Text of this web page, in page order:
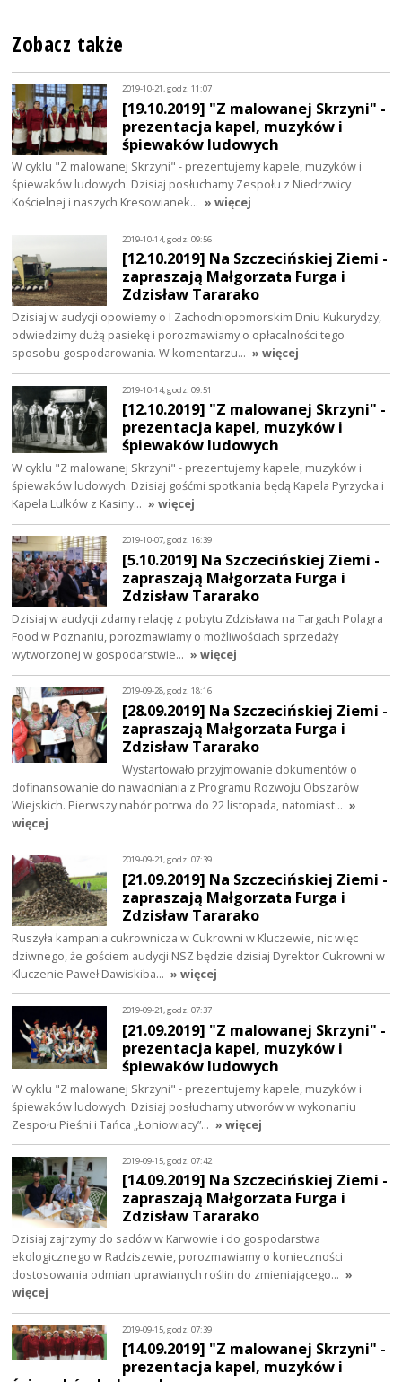
Zobacz także
2019-10-21, godz. 11:07
[19.10.2019] "Z malowanej Skrzyni" -
prezentacja kapel, muzyków i
śpiewaków ludowych
W cyklu "Z malowanej Skrzyni" - prezentujemy kapele, muzyków i
śpiewaków ludowych. Dzisiaj posłuchamy Zespołu z Niedrzwicy
Kościelnej i naszych Kresowianek… » więcej
2019-10-14, godz. 09:56
[12.10.2019] Na Szczecińskiej Ziemi -
zapraszają Małgorzata Furga i
Zdzisław Tararako
Dzisiaj w audycji opowiemy o I Zachodniopomorskim Dniu Kukurydzy,
odwiedzimy dużą pasiekę i porozmawiamy o opłacalności tego
sposobu gospodarowania. W komentarzu… » więcej
2019-10-14, godz. 09:51
[12.10.2019] "Z malowanej Skrzyni" -
prezentacja kapel, muzyków i
śpiewaków ludowych
W cyklu "Z malowanej Skrzyni" - prezentujemy kapele, muzyków i
śpiewaków ludowych. Dzisiaj gośćmi spotkania będą Kapela Pyrzycka i
Kapela Lulków z Kasiny… » więcej
2019-10-07, godz. 16:39
[5.10.2019] Na Szczecińskiej Ziemi -
zapraszają Małgorzata Furga i
Zdzisław Tararako
Dzisiaj w audycji zdamy relację z pobytu Zdzisława na Targach Polagra
Food w Poznaniu, porozmawiamy o możliwościach sprzedaży
wytworzonej w gospodarstwie… » więcej
2019-09-28, godz. 18:16
[28.09.2019] Na Szczecińskiej Ziemi -
zapraszają Małgorzata Furga i
Zdzisław Tararako
Wystartowało przyjmowanie dokumentów o
dofinansowanie do nawadniania z Programu Rozwoju Obszarów
Wiejskich. Pierwszy nabór potrwa do 22 listopada, natomiast… »
więcej
2019-09-21, godz. 07:39
[21.09.2019] Na Szczecińskiej Ziemi -
zapraszają Małgorzata Furga i
Zdzisław Tararako
Ruszyła kampania cukrownicza w Cukrowni w Kluczewie, nic więc
dziwnego, że gościem audycji NSZ będzie dzisiaj Dyrektor Cukrowni w
Kluczenie Paweł Dawiskiba… » więcej
2019-09-21, godz. 07:37
[21.09.2019] "Z malowanej Skrzyni" -
prezentacja kapel, muzyków i
śpiewaków ludowych
W cyklu "Z malowanej Skrzyni" - prezentujemy kapele, muzyków i
śpiewaków ludowych. Dzisiaj posłuchamy utworów w wykonaniu
Zespołu Pieśni i Tańca „Łoniowiacy”… » więcej
2019-09-15, godz. 07:42
[14.09.2019] Na Szczecińskiej Ziemi -
zapraszają Małgorzata Furga i
Zdzisław Tararako
Dzisiaj zajrzymy do sadów w Karwowie i do gospodarstwa
ekologicznego w Radziszewie, porozmawiamy o konieczności
dostosowania odmian uprawianych roślin do zmieniającego… »
więcej
2019-09-15, godz. 07:39
[14.09.2019] "Z malowanej Skrzyni" -
prezentacja kapel, muzyków i